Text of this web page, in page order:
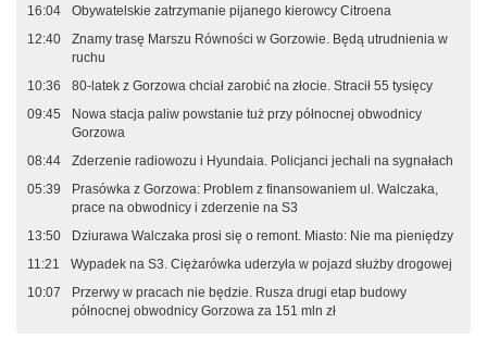
16:04
Obywatelskie zatrzymanie pijanego kierowcy Citroena
12:40
Znamy trasę Marszu Równości w Gorzowie. Będą utrudnienia w
ruchu
10:36
80-latek z Gorzowa chciał zarobić na złocie. Stracił 55 tysięcy
09:45
Nowa stacja paliw powstanie tuż przy północnej obwodnicy
Gorzowa
08:44
Zderzenie radiowozu i Hyundaia. Policjanci jechali na sygnałach
05:39
Prasówka z Gorzowa: Problem z finansowaniem ul. Walczaka,
prace na obwodnicy i zderzenie na S3
13:50
Dziurawa Walczaka prosi się o remont. Miasto: Nie ma pieniędzy
11:21
Wypadek na S3. Ciężarówka uderzyła w pojazd służby drogowej
10:07
Przerwy w pracach nie będzie. Rusza drugi etap budowy
północnej obwodnicy Gorzowa za 151 mln zł